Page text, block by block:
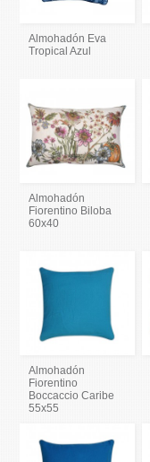
Almohadón Eva
Tropical Azul
Almohadón
Fiorentino Biloba
60x40
Almohadón
Fiorentino
Boccaccio Caribe
55x55